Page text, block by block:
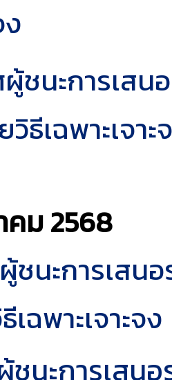
ผู้ชนะการเส
วิธีเฉพาะเจ
คม2568
ชนะการเส
ฉพาะเจาะจง
ชนะการเสน